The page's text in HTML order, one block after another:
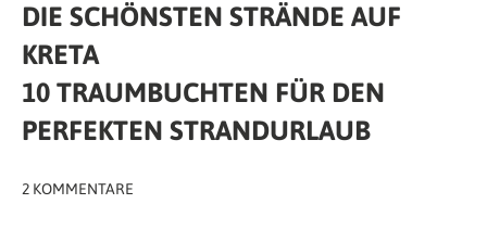
DIE SCHÖNSTEN STRÄNDE AUF
KRETA
10 TRAUMBUCHTEN FÜR DEN
PERFEKTEN STRANDURLAUB
2 KOMMENTARE